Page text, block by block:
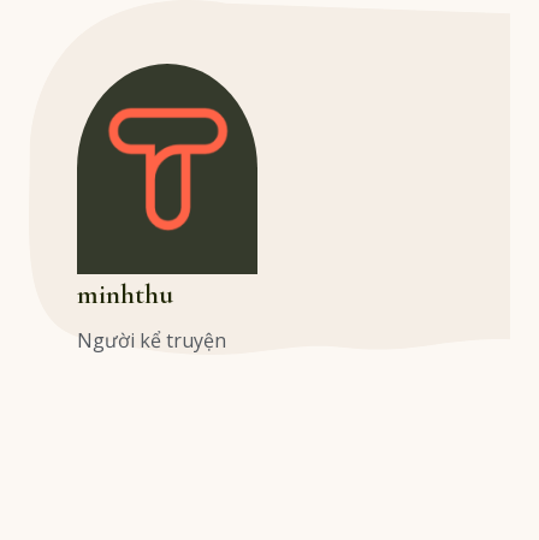
minhthu
Người kể truyện